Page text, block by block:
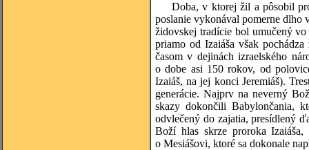
Doba, v ktorej žil a pôsobil
poslanie vykonával pomerne dlho
židovskej tradície bol umučený
priamo od Izaiáša však
časom v dejinách izraelského
o dobe asi 150 rokov, od
Izaiáš, na jej konci Jeremiáš).
generácie. Najprv na neverný
skazy dokončili Babylončania,
odvlečený do zajatia, presídlený
Boží hlas skrze proroka
o Mesiášovi, ktoré sa dokonale